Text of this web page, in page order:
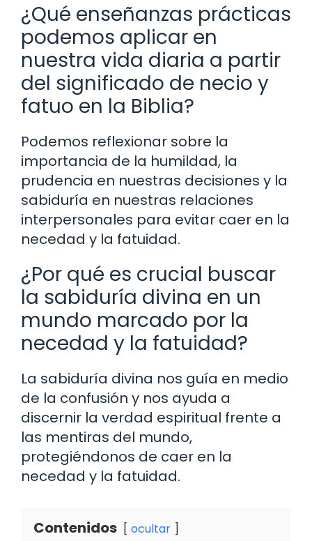
¿Qué enseñanzas prácticas
podemos aplicar en
nuestra vida diaria a partir
del significado de necio y
fatuo en la Biblia?
Podemos reflexionar sobre la
importancia de la humildad, la
prudencia en nuestras decisiones y la
sabiduría en nuestras relaciones
interpersonales para evitar caer en la
necedad y la fatuidad.
¿Por qué es crucial buscar
la sabiduría divina en un
mundo marcado por la
necedad y la fatuidad?
La sabiduría divina nos guía en medio
de la confusión y nos ayuda a
discernir la verdad espiritual frente a
las mentiras del mundo,
protegiéndonos de caer en la
necedad y la fatuidad.
Contenidos ocultar